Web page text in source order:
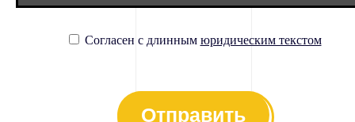
Согласен с длинным юридическим текстом
Отправить